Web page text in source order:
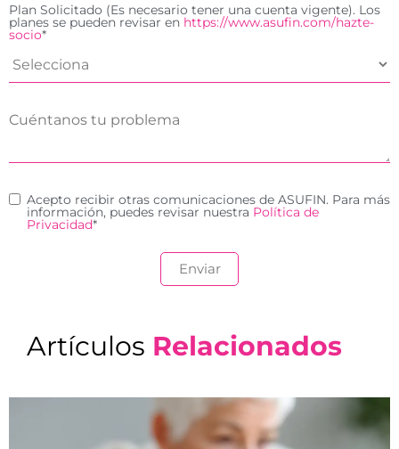
Plan Solicitado (Es necesario tener una cuenta vigente). Los
planes se pueden revisar en https://www.asufin.com/hazte-
socio*
Acepto recibir otras comunicaciones de ASUFIN. Para más
información, puedes revisar nuestra Política de
Privacidad*
Artículos Relacionados